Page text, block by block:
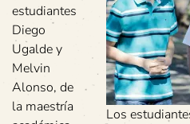
Los
estudiantes
Diego
Ugalde y
Melvin
Alonso, de
la maestría